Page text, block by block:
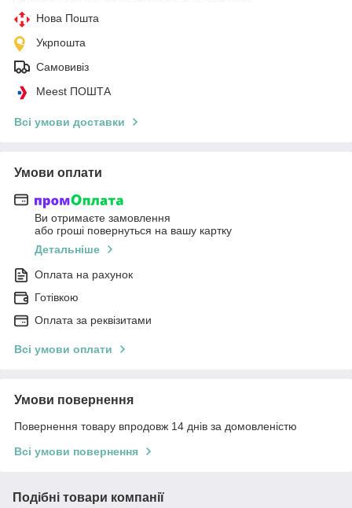
Нова Пошта
Укрпошта
Самовивіз
Meest ПОШТА
Всі умови доставки
Умови оплати
Ви отримаєте замовлення
або гроші повернуться на вашу картку
Детальніше
Оплата на рахунок
Готівкою
Оплата за реквізитами
Всі умови оплати
Умови повернення
Повернення товару впродовж 14 днів за домовленістю
Всі умови повернення
Подібні товари компанії